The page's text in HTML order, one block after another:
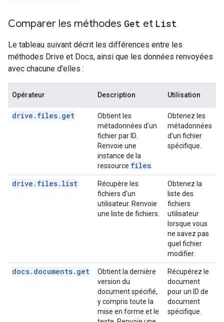
Comparer les méthodes Get et List
Le tableau suivant décrit les différences entre les
méthodes Drive et Docs, ainsi que les données renvoyées
avec chacune d'elles :
Opérateur Description Utilisation
drive.files.get
Obtient les
métadonnées d'un
fichier par ID.
Renvoie une
instance de la
ressource files
Obtenez les
métadonnées
d'un fichier
spécifique.
drive.files.list
Récupère les
fichiers d'un
utilisateur. Renvoie
une liste de fichiers.
Obtenez la
liste des
fichiers
utilisateur
lorsque vous
ne savez pas
quel fichier
modifier.
docs.documents.get
Obtient la dernière
version du
document spécifié,
y compris toute la
mise en forme et le
Récupérez le
document
pour un ID de
document
spécifique.